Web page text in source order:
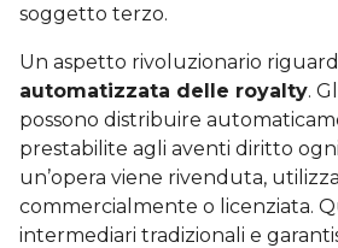
soggetto terzo.
Un aspetto rivoluzionario
automatizzata delle royalty.
possono distribuire
prestabilite agli aventi diritto
un’opera viene rivenduta,
commercialmente o licenziata.
intermediari tradizionali e